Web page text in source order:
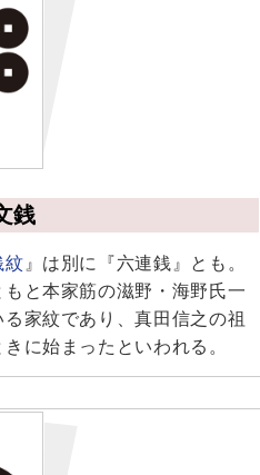
銭
紋』は別に『六連銭』とも。
と本家筋の滋野・海野氏一
家紋であり、真田信之の祖
に始まったといわれる。